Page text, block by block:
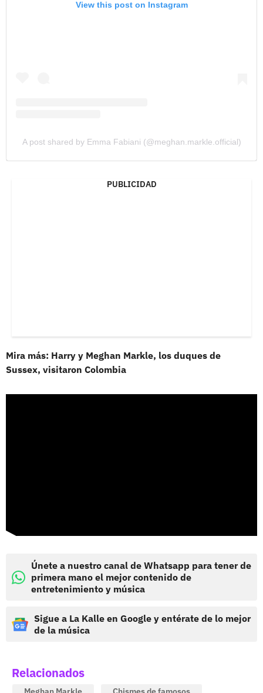
View this post on Instagram
A post shared by Emma Fabiani (@meghan.markle.official)
PUBLICIDAD
Mira más: Harry y Meghan Markle, los duques de
Sussex, visitaron Colombia
Únete a nuestro canal de Whatsapp para tener de
primera mano el mejor contenido de
entretenimiento y música
Sigue a La Kalle en Google y entérate de lo mejor
de la música
Relacionados